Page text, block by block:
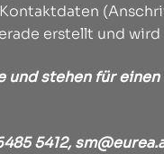
erstellt und
und stehen für
5412,